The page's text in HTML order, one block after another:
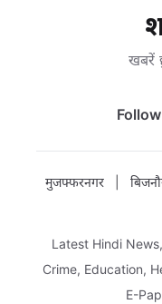
खबरें
मुजफ्फरनगर
Latest Hindi
Crime, Education,
E-